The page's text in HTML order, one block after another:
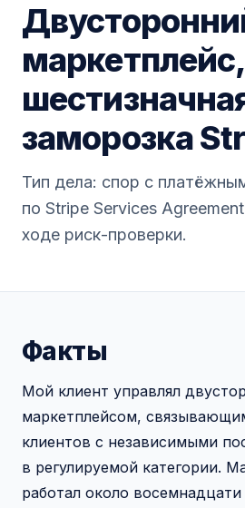
маркетплейс,
заморозка
Тип дела: спор с
по Stripe Services
ходе риск-проверки.
Факты
Мой клиент управлял
маркетплейсом,
клиентов с независимыми
в регулируемой категории.
работал около